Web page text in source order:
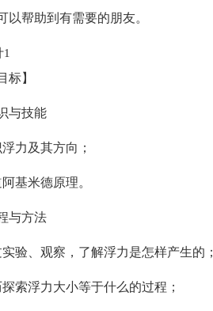
以帮助到有需要的朋友。
标】
与技能
力及其方向；
基米德原理。
与方法
验、观察，了解浮力是怎样产生的；
索浮力大小等于什么的过程；